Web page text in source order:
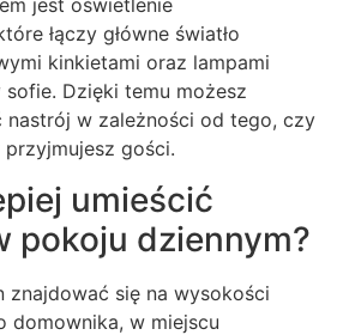
jest oświetlenie
łączy główne światło
kinkietami oraz lampami
Dzięki temu możesz
nastrój w zależności od tego, czy
gości.
umieścić
pokoju dziennym?
znajdować się na wysokości
domownika, w miejscu